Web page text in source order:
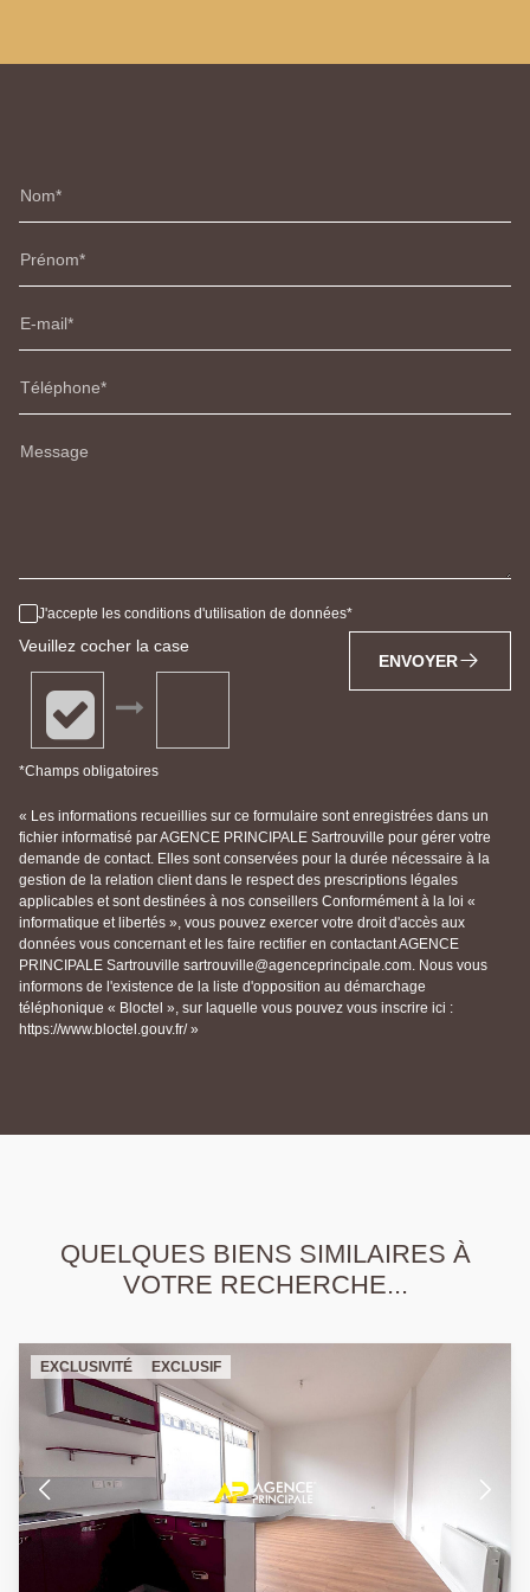
Nom
Prénom
E-mail
Téléphone
Message
J'accepte les conditions d'utilisation de données
Veuillez cocher la case
*Champs obligatoires
ENVOYER
« Les informations recueillies sur ce formulaire sont enregistrées dans un
fichier informatisé par AGENCE PRINCIPALE Sartrouville pour gérer votre
demande de contact. Elles sont conservées pour la durée nécessaire à la
gestion de la relation client dans le respect des prescriptions légales
applicables et sont destinées à nos conseillers Conformément à la loi «
informatique et libertés », vous pouvez exercer votre droit d'accès aux
données vous concernant et les faire rectifier en contactant AGENCE
PRINCIPALE Sartrouville sartrouville@agenceprincipale.com. Nous vous
informons de l'existence de la liste d'opposition au démarchage
téléphonique « Bloctel », sur laquelle vous pouvez vous inscrire ici :
https://www.bloctel.gouv.fr/ »
QUELQUES BIENS SIMILAIRES À
VOTRE RECHERCHE...
EXCLUSIVITÉ EXCLUSIF